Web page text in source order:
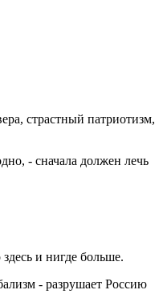
страстный патриотизм,
- сначала должен лечь
и нигде больше.
- разрушает Россию